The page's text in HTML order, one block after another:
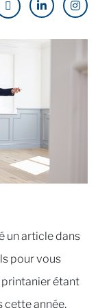
un article dans
pour vous
printanier étant
cette année,